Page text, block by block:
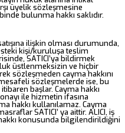
üyelik sözleşmesine
bulunma hakkı saklıdır.
ilişkin olması durumunda,
kişi/kuruluşa teslim
SATICI’ya bildirmek
üstlenmeksizin ve hiçbir
sözleşmeden cayma hakkını
sözleşmelerde ise, bu
başlar. Cayma hakkı
ile hizmetin ifasına
hakkı kullanılamaz. Cayma
SATICI’ ya aittir. ALICI, iş
konusunda bilgilendirildiğini